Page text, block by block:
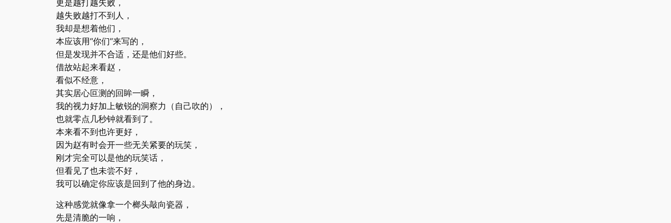
更是越打越失败，
越失败越打不到人，
我却是想着他们，
本应该用“你们”来写的，
但是发现并不合适，还是他们好些。
借故站起来看赵，
看似不经意，
其实居心叵测的回眸一瞬，
我的视力好加上敏锐的洞察力（自己吹的），
也就零点几秒钟就看到了。
本来看不到也许更好，
因为赵有时会开一些无关紧要的玩笑，
刚才完全可以是他的玩笑话，
但看见了也未尝不好，
我可以确定你应该是回到了他的身边。
这种感觉就像拿一个榔头敲向瓷器，
先是清脆的一响，